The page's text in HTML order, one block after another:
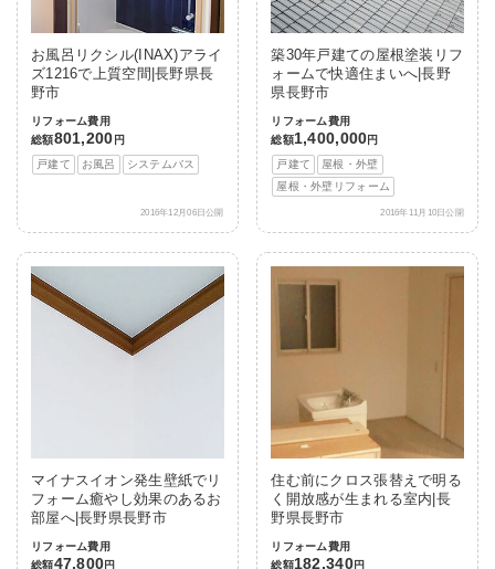
お風呂リクシル(INAX)アライ
ズ1216で上質空間|長野県長
野市
リフォーム費用
総額801,200 円
戸建て
お風呂 システムバス
2016年12月06日公開
築30年戸建ての屋根塗装リフ
ォームで快適住まいへ|長野
県長野市
リフォーム費用
総額1,400,000円
戸建て
屋根・外壁
屋根・外壁リフォーム
2016年11月10日公開
マイナスイオン発生壁紙でリ
フォーム癒やし効果のあるお
部屋へ|長野県長野市
リフォーム費用
総額47,800円
住む前にクロス張替えで明る
く開放感が生まれる室内|長
野県長野市
リフォーム費用
総額182,340円